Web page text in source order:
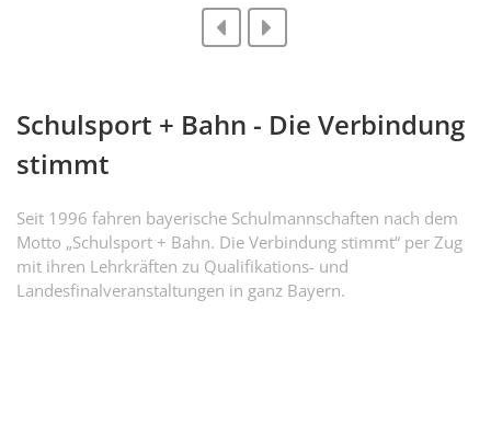
Schulsport + Bahn - Die Verbindung
stimmt
Seit 1996 fahren bayerische Schulmannschaften nach dem
Motto „Schulsport + Bahn. Die Verbindung stimmt“ per Zug
mit ihren Lehrkräften zu Qualifikations- und
Landesfinalveranstaltungen in ganz Bayern.